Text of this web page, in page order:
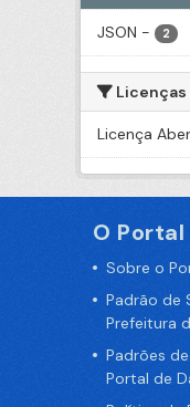
JSON - 2
Licenças
Licença
O Portal
Sobre o
Padrão de
Prefeitura
Padrões
Portal de